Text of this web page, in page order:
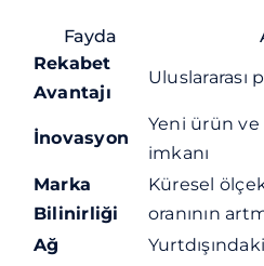
Fayda
Rekabet
Avantajı
Uluslararası
İnovasyon
Yeni ürün
imkanı
Marka
Bilinirliği
Küresel
oranının
Ağ